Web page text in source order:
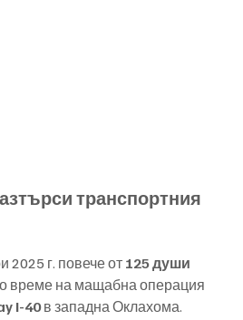
транспортния
2025 г. повече от 125 души
време на мащабна операция
I-40 в западна Оклахома.